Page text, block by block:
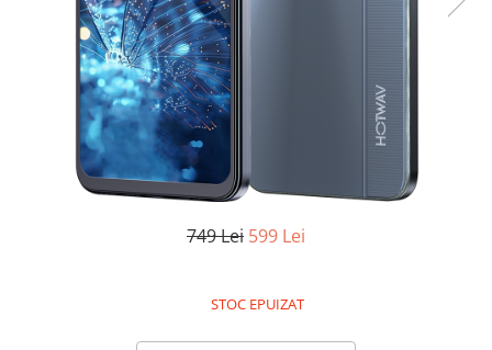
Gătit cu Aburi
Storcător
Deshidratoare
Aparate de Cafea
Aspiratoare Verticale
Friteuze Aer Cald / Air Fryer
749 Lei 599 Lei
STOC EPUIZAT